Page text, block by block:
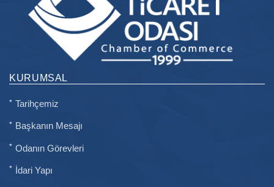
KURUMSAL
Tarihçemiz
Başkanın Mesajı
Odanın Görevleri
İdari Yapı